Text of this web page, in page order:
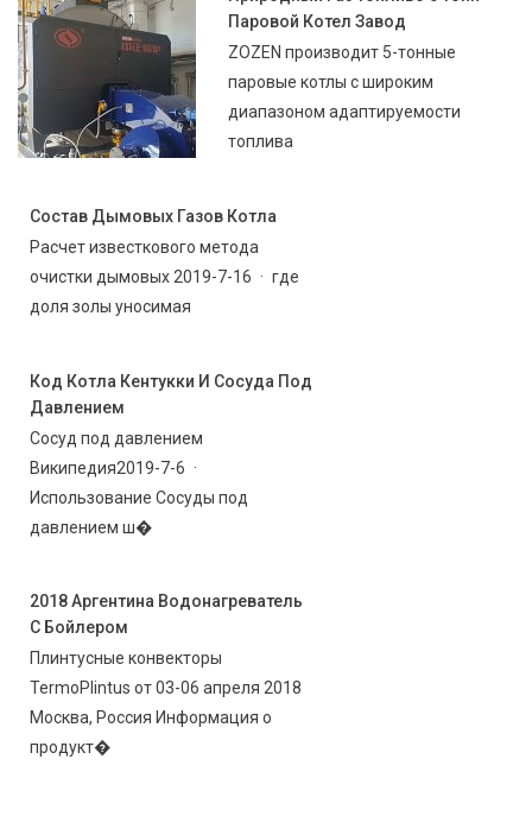
Паровой Котел Завод
ZOZEN производит 5-тонные
паровые котлы с широким
диапазоном адаптируемости
топлива
Состав Дымовых Газов Котла
Расчет известкового метода
очистки дымовых 2019-7-16 · где
доля золы уносимая
Код Котла Кентукки И Сосуда Под
Давлением
Сосуд под давлением
Википедия2019-7-6 ·
Использование Сосуды под
давлением ш�
2018 Аргентина Водонагреватель
С Бойлером
Плинтусные конвекторы
TermoPlintus от 03-06 апреля 2018
Москва, Россия Информация о
продукт�